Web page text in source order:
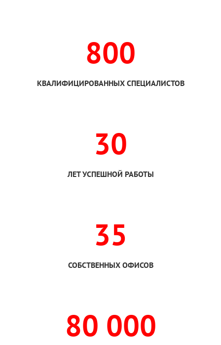
800
КВАЛИФИЦИРОВАННЫХ СПЕЦИАЛИСТОВ
30
ЛЕТ УСПЕШНОЙ РАБОТЫ
35
СОБСТВЕННЫХ ОФИСОВ
80 000